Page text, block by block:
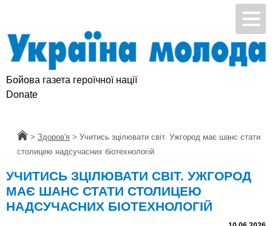
Бойова газета героїчної нації
Donate
Головна
> Здоров'я > Учитись зцілювати світ. Ужгород має шанс стати
столицею надсучасних біотехнологій
УЧИТИСЬ ЗЦІЛЮВАТИ СВІТ. УЖГОРОД
МАЄ ШАНС СТАТИ СТОЛИЦЕЮ
НАДСУЧАСНИХ БІОТЕХНОЛОГІЙ